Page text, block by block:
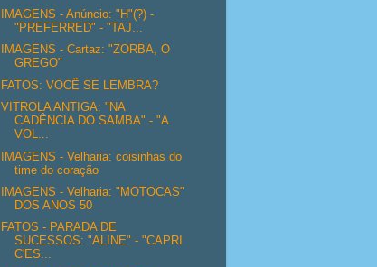
IMAGENS - Anúncio: "H"(?) -
"PREFERRED" - "TAJ...
IMAGENS - Cartaz: "ZORBA, O
GREGO"
FATOS: VOCÊ SE LEMBRA?
VITROLA ANTIGA: "NA
CADÊNCIA DO SAMBA" - "A
VOL...
IMAGENS - Velharia: coisinhas do
time do coração
IMAGENS - Velharia: "MOTOCAS"
DOS ANOS 50
FATOS - PARADA DE
SUCESSOS: "ALINE" - "CAPRI
C'ES...